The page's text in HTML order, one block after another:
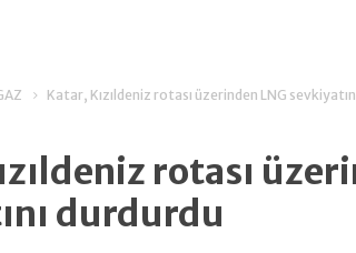
Katar, Kızıldeniz rotası üzerinden LNG
rotası
durdurdu